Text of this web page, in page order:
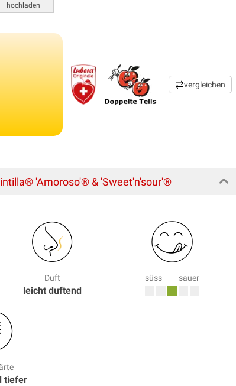
hochladen
vergleichen
'Amoroso'® & 'Sweet'n'sour'®
Duft
leicht duftend
süss sauer
tiefer